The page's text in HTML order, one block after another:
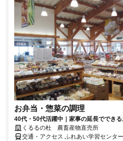
お弁当・惣菜の調理
40代・50代活躍中｜家事の延長でできる
くるるの杜 農畜産物直売所
交通・アクセス ふれあい学習センタ